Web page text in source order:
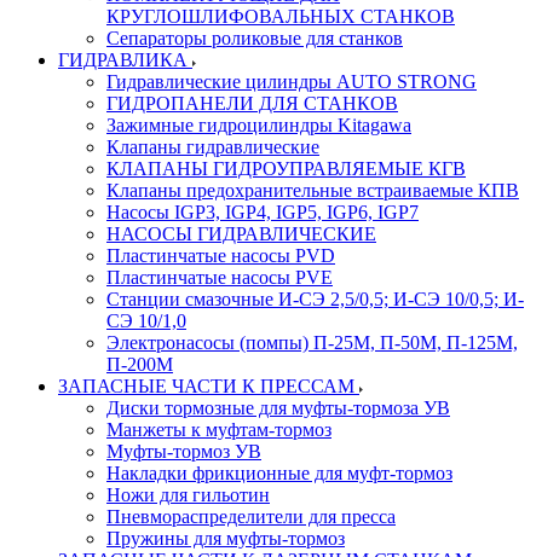
КРУГЛОШЛИФОВАЛЬНЫХ СТАНКОВ
Сепараторы роликовые для станков
ГИДРАВЛИКА
Гидравлические цилиндры AUTO STRONG
ГИДРОПАНЕЛИ ДЛЯ СТАНКОВ
Зажимные гидроцилиндры Kitagawa
Клапаны гидравлические
КЛАПАНЫ ГИДРОУПРАВЛЯЕМЫЕ КГВ
Клапаны предохранительные встраиваемые КПВ
Насосы IGP3, IGP4, IGP5, IGP6, IGP7
НАСОСЫ ГИДРАВЛИЧЕСКИЕ
Пластинчатые насосы PVD
Пластинчатые насосы PVE
Станции смазочные И-СЭ 2,5/0,5; И-СЭ 10/0,5; И-
СЭ 10/1,0
Электронасосы (помпы) П-25М, П-50М, П-125М,
П-200М
ЗАПАСНЫЕ ЧАСТИ К ПРЕССАМ
Диски тормозные для муфты-тормоза УВ
Манжеты к муфтам-тормоз
Муфты-тормоз УВ
Накладки фрикционные для муфт-тормоз
Ножи для гильотин
Пневмораспределители для пресса
Пружины для муфты-тормоз